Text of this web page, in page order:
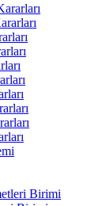
Birimi